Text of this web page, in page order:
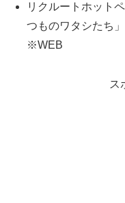
リクルートホット
つものワタシたち」
※WEB
ス